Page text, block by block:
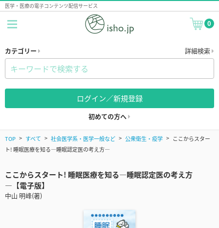
医学・医療の電子コンテンツ配信サービス
0
カテゴリー 詳細検索
ログイン／新規登録
初めての方へ
TOP すべて 社会医学系・医学一般など 公衆衛生・疫学
ここからスター
ト! 睡眠医療を知る―睡眠認定医の考え方―
ここからスタート! 睡眠医療を知る―睡眠認定医の考え方
―【電子版】
中山 明峰(著)